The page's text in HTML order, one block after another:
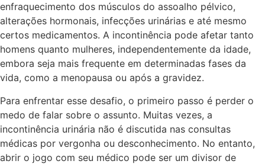
enfraquecimento dos músculos do assoalho pélvico,
alterações hormonais, infecções urinárias e até mesmo
certos medicamentos. A incontinência pode afetar tanto
homens quanto mulheres, independentemente da idade,
embora seja mais frequente em determinadas fases da
vida, como a menopausa ou após a gravidez.
Para enfrentar esse desafio, o primeiro passo é perder o
medo de falar sobre o assunto. Muitas vezes, a
incontinência urinária não é discutida nas consultas
médicas por vergonha ou desconhecimento. No entanto,
abrir o jogo com seu médico pode ser um divisor de